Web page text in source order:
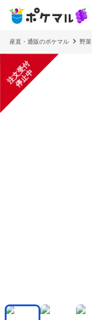
産直・通販のポケマル 野菜
注
文
受
付
停
止
中